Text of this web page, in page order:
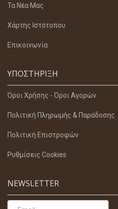
Τα Νέα Μας
Χάρτης Ιστότοπου
Επικοινωνία
ΥΠΟΣΤΉΡΙΞΗ
Όροι Χρήσης - Όροι Αγορών
Πολιτική Πληρωμής & Παράδοσης
Πολιτική Επιστροφών
Ρυθμίσεις Cookies
NEWSLETTER